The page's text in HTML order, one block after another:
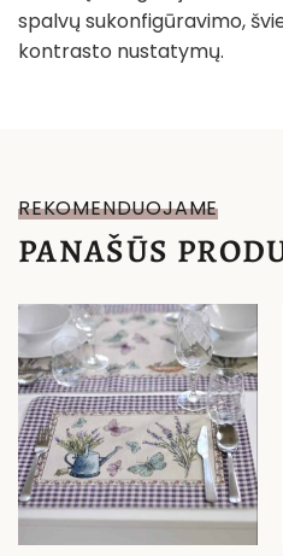
spalvų sukonfigūravimo,
kontrasto nustatymų.
REKOMENDUOJAME
PANAŠŪS